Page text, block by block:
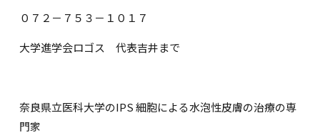
０７２－７５３－１０１７
大学進学会ロゴス 代表吉井まで
奈良県立医科大学のIPS 細胞による水泡性皮膚の治療の専
門家